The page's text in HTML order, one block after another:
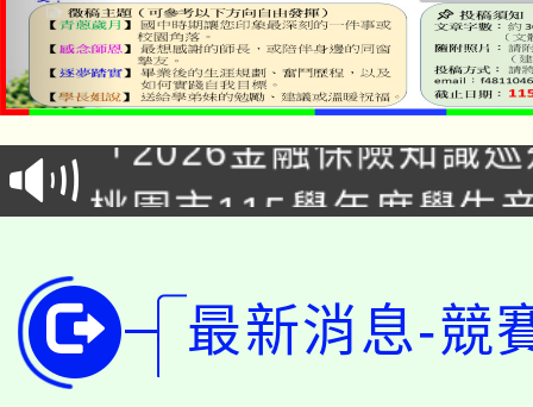
公告本校115學年度第
代理(課)教師甄選結果(
「2026金融保險知識
車」活動
桃園市115學年度學生
代理(課)教師甄選結果(
公告本校115學年度第
代理(課)教師甄選結果(
轉知中國文化大學推廣
最新消息-競